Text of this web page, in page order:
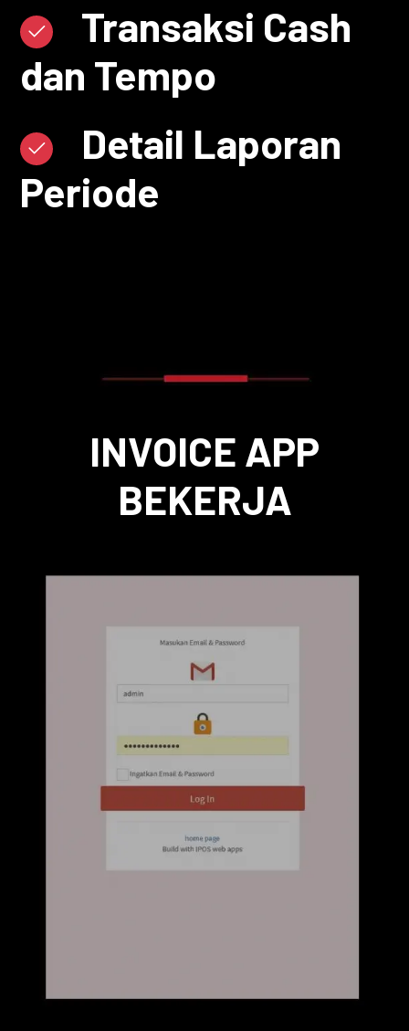
Transaksi Cash
dan Tempo
Detail Laporan
Periode
INVOICE APP
BEKERJA